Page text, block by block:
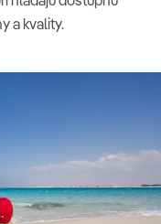
a kvality.